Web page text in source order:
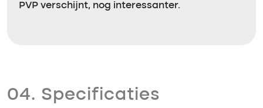
PVP verschijnt, nog interessanter.
04. Specificaties